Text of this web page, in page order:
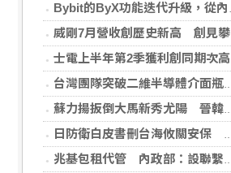
Bybit的ByX功能迭代升級，從內容平台全面進化為社交交易樞紐，新增多項特色功能
威剛7月營收創歷史新高 創見攀同期高點
士電上半年第2季獲利創同期次高 看好AIDC拉貨需求
台灣團隊突破二維半導體介面瓶頸 成果登國際頂尖期刊
蘇力揚扳倒大馬新秀尤陽 晉韓國羽球大師賽8強
日防衛白皮書刪台海攸關安保 學者：未淡化中國威脅論述
兆基包租代管 內政部：設聯繫諮詢窗口統一受理